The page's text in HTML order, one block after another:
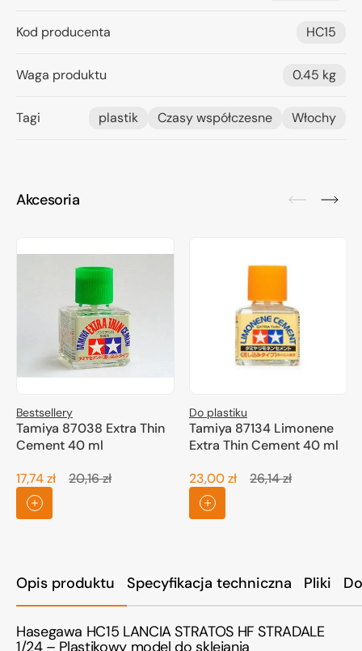
Opis produktu Specyfikacja techniczna Pliki
Hasegawa HC15 LANCIA STRATOS HF STRADALE
Kod producenta HC15
Waga produktu 0.45 kg
Tagi plastik Czasy współczesne Włochy
Akcesoria
Bestsellery
Tamiya 87038 Extra Thin
Cement 40 ml
Cena
promocyjna
17,74 zł
Cena
20,16 zł
Do plastiku
Tamiya 87134 Limonene
Extra Thin Cement 40 ml
Cena
promocyjna
23,00 zł
Cena
26,14 zł